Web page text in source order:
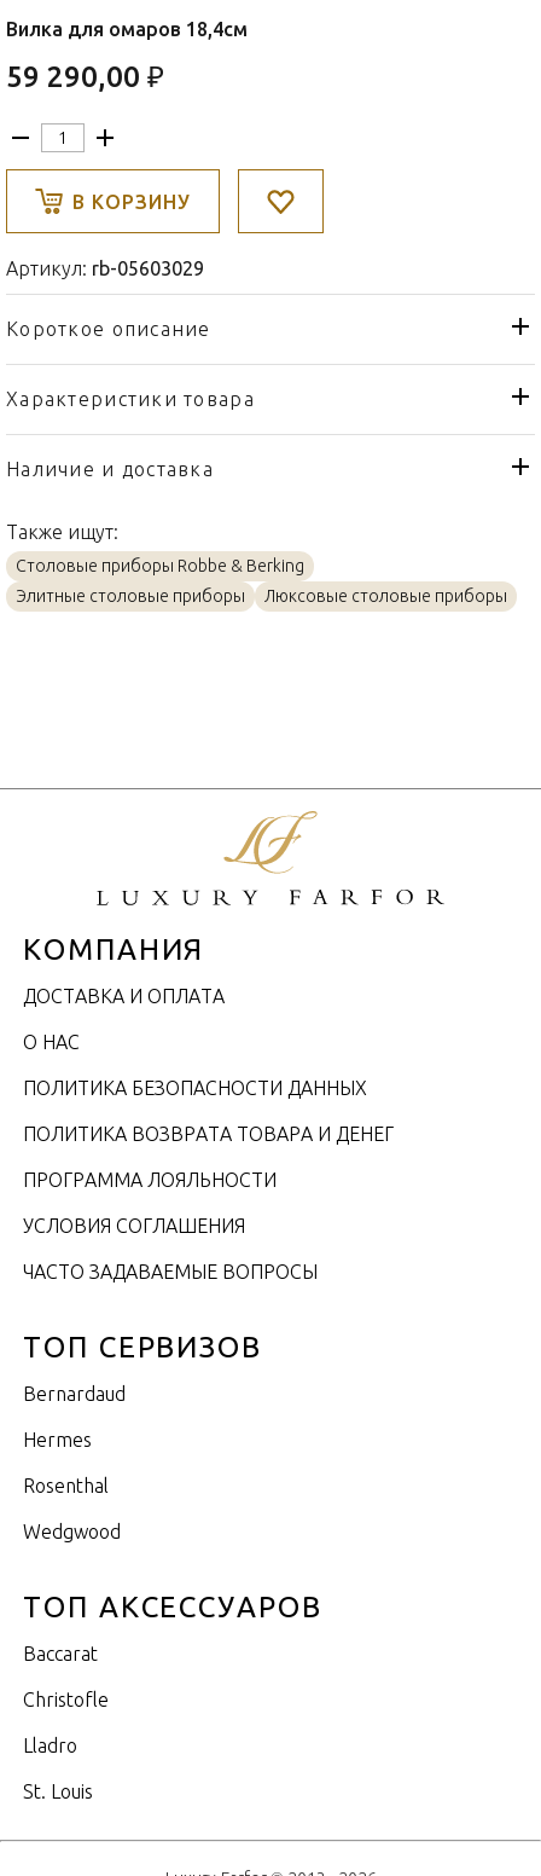
Вилка для омаров 18,4см
59 290,00 ₽
В КОРЗИНУ
Артикул: rb-05603029
Короткое описание
Характеристики товара
Тип товара
Вилка
Бренд
Страна производителя
Материал
Серебро
Объем / Размер
18,4см
Наличие и доставка
Также ищут:
Столовые приборы Robbe & Berking
Элитные столовые приборы
Люксовые столовые приборы
КОМПАНИЯ
ДОСТАВКА И ОПЛАТА
О НАС
ПОЛИТИКА БЕЗОПАСНОСТИ ДАННЫХ
ПОЛИТИКА ВОЗВРАТА ТОВАРА И ДЕНЕГ
ПРОГРАММА ЛОЯЛЬНОСТИ
УСЛОВИЯ СОГЛАШЕНИЯ
ЧАСТО ЗАДАВАЕМЫЕ ВОПРОСЫ
ТОП СЕРВИЗОВ
Bernardaud
Hermes
Rosenthal
Wedgwood
ТОП АКСЕССУАРОВ
Baccarat
Christofle
Lladro
St. Louis